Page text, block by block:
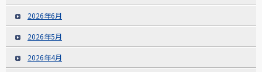
2026年6月
2026年5月
2026年4月